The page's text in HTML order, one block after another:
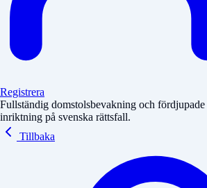
Registrera
Fullständig domstolsbevakning och fördjupade
inriktning på svenska rättsfall.
Tillbaka